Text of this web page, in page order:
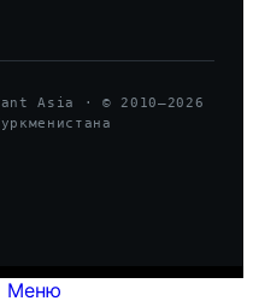
Asia · © 2010—2026
Меню